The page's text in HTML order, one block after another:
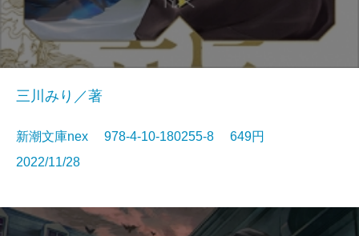
三川みり／著
新潮文庫nex 978-4-10-180255-8 649円
2022/11/28